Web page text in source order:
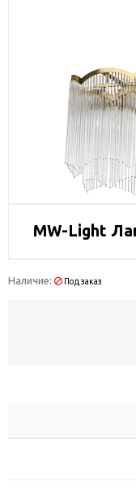
MW-Light
Наличие: Под заказ